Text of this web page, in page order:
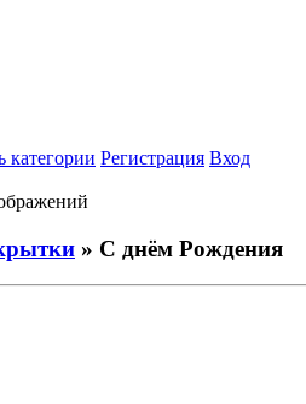
категории Регистрация Вход
» С днём Рождения